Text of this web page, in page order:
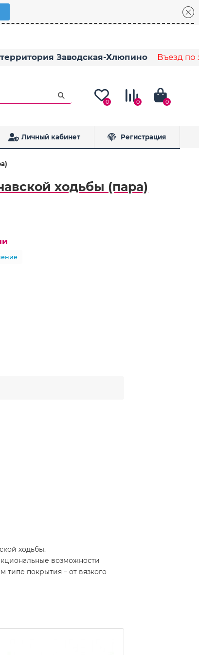
Заводская-Хлюпино Въезд по
0 0 0
Личный кабинет Регистрация
ходьбы (пара)
ходьбы.
возможности
покрытия – от вязкого